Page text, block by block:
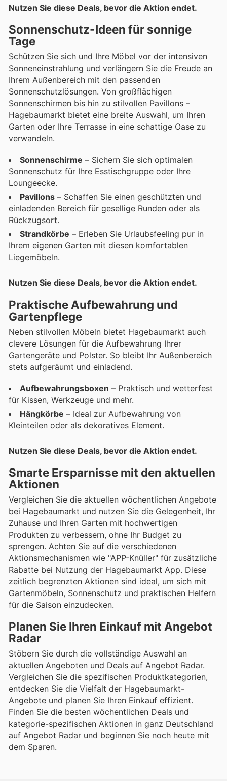
Nutzen Sie diese Deals, bevor die Aktion endet.
Sonnenschutz-Ideen für sonnige
Tage
Schützen Sie sich und Ihre Möbel vor der intensiven
Sonneneinstrahlung und verlängern Sie die Freude an
Ihrem Außenbereich mit den passenden
Sonnenschutzlösungen. Von großflächigen
Sonnenschirmen bis hin zu stilvollen Pavillons –
Hagebaumarkt bietet eine breite Auswahl, um Ihren
Garten oder Ihre Terrasse in eine schattige Oase zu
verwandeln.
Sonnenschirme – Sichern Sie sich optimalen
Sonnenschutz für Ihre Esstischgruppe oder Ihre
Loungeecke.
Pavillons – Schaffen Sie einen geschützten und
einladenden Bereich für gesellige Runden oder als
Rückzugsort.
Strandkörbe – Erleben Sie Urlaubsfeeling pur in
Ihrem eigenen Garten mit diesen komfortablen
Liegemöbeln.
Nutzen Sie diese Deals, bevor die Aktion endet.
Praktische Aufbewahrung und
Gartenpflege
Neben stilvollen Möbeln bietet Hagebaumarkt auch
clevere Lösungen für die Aufbewahrung Ihrer
Gartengeräte und Polster. So bleibt Ihr Außenbereich
stets aufgeräumt und einladend.
Aufbewahrungsboxen – Praktisch und wetterfest
für Kissen, Werkzeuge und mehr.
Hängkörbe – Ideal zur Aufbewahrung von
Kleinteilen oder als dekoratives Element.
Nutzen Sie diese Deals, bevor die Aktion endet.
Smarte Ersparnisse mit den aktuellen
Aktionen
Vergleichen Sie die aktuellen wöchentlichen Angebote
bei Hagebaumarkt und nutzen Sie die Gelegenheit, Ihr
Zuhause und Ihren Garten mit hochwertigen
Produkten zu verbessern, ohne Ihr Budget zu
sprengen. Achten Sie auf die verschiedenen
Aktionsmechanismen wie "APP-Knüller" für zusätzliche
Rabatte bei Nutzung der Hagebaumarkt App. Diese
zeitlich begrenzten Aktionen sind ideal, um sich mit
Gartenmöbeln, Sonnenschutz und praktischen Helfern
für die Saison einzudecken.
Planen Sie Ihren Einkauf mit Angebot
Radar
Stöbern Sie durch die vollständige Auswahl an
aktuellen Angeboten und Deals auf Angebot Radar.
Vergleichen Sie die spezifischen Produktkategorien,
entdecken Sie die Vielfalt der Hagebaumarkt-
Angebote und planen Sie Ihren Einkauf effizient.
Finden Sie die besten wöchentlichen Deals und
kategorie-spezifischen Aktionen in ganz Deutschland
auf Angebot Radar und beginnen Sie noch heute mit
dem Sparen.